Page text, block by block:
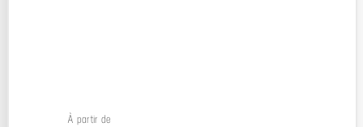
À partir de